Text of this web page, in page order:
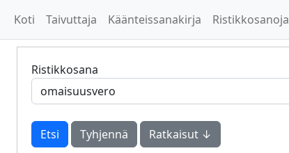
Koti Taivuttaja Käänteissanakirja Ristikkosanoja
Ristikkosana
Tyhjennä Ratkaisut ↓